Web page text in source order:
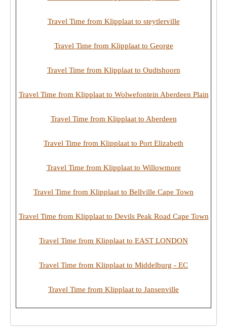
Travel Time from Klipplaat to steytlerville
Travel Time from Klipplaat to George
Travel Time from Klipplaat to Oudtshoorn
Travel Time from Klipplaat to Wolwefontein Aberdeen Plain
Travel Time from Klipplaat to Aberdeen
Travel Time from Klipplaat to Port Elizabeth
Travel Time from Klipplaat to Willowmore
Travel Time from Klipplaat to Bellville Cape Town
Travel Time from Klipplaat to Devils Peak Road Cape Town
Travel Time from Klipplaat to EAST LONDON
Travel Time from Klipplaat to Middelburg - EC
Travel Time from Klipplaat to Jansenville